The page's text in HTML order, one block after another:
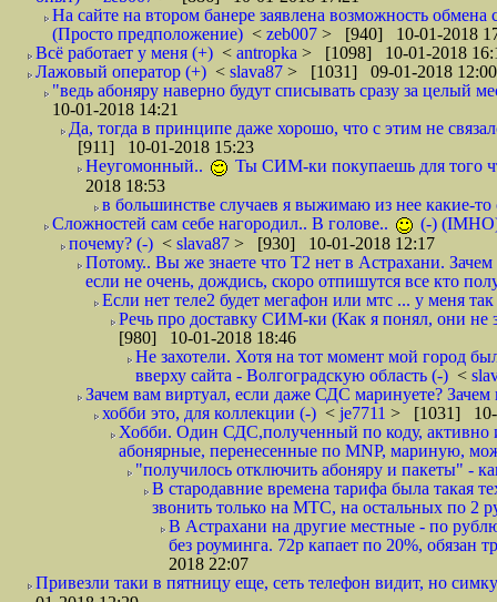
На сайте на втором банере заявлена возможность
(Просто предположение) < zeb007 > [940] 10-01-2018
Всё работает у меня (+) < antropka > [1098] 10-01-2018
Лажовый оператор (+) < slava87 > [1031] 09-01-2018 12:00
"ведь абоняру наверно будут списывать сразу за целый
10-01-2018 14:21
Да, тогда в принципе даже хорошо, что с этим не
[911] 10-01-2018 15:23
Неугомонный..
Ты СИМ-ки покупаешь для того
2018 18:53
в большинстве случаев я выжимаю из нее какие-то
Сложностей сам себе нагородил.. В голове..
(-)
почему? (-) < slava87 > [930] 10-01-2018 12:17
Потому.. Вы же знаете что Т2 нет в Астрахани.
если не очень, дождись, скоро отпишутся все кто
Если нет теле2 будет мегафон или мтс ... у меня
Речь про доставку СИМ-ки (Как я понял, они не
[980] 10-01-2018 18:46
Не захотели. Хотя на тот момент мой город
вверху сайта - Волгоградскую область (-) <
Зачем вам виртуал, если даже СДС маринуете?
хобби это, для коллекции (-) < je7711 > [1031] 10-
Хобби. Один СДС,полученный по коду, активно
абонярные, перенесенные по MNP, мариную,
"получилось отключить абоняру и пакеты" -
В стародавние времена тарифа была такая
звонить только на МТС, на остальных по 2
В Астрахани на другие местные - по
без роуминга. 72р капает по 20%, обязан
2018 22:07
Привезли таки в пятницу еще, сеть телефон видит, но